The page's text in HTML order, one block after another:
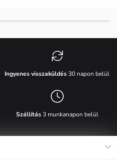
Ingyenes visszaküldés30 napon belül
Szállítás3 munkanapon belül